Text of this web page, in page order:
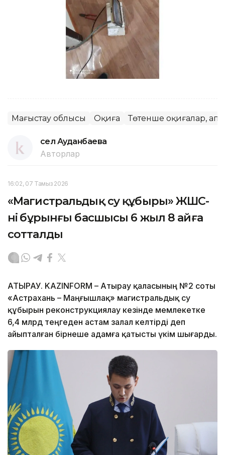
Маңғыстау облысы Оқиға Төтенше оқиғалар,
Әсел Ауданбаева
Авторлар
16:02, 07 Тамыз 2026
«Магистральдық су құбыры» ЖШС-
нің бұрынғы басшысы 6 жыл 8 айға
сотталды
АТЫРАУ. KAZINFORM – Атырау қаласының №2 соты
«Астрахань – Маңғышлақ» магистральдық су
құбырын реконструкциялау кезінде мемлекетке
6,4 млрд теңгеден астам залал келтірді деп
айыпталған бірнеше адамға қатысты үкім шығарды.